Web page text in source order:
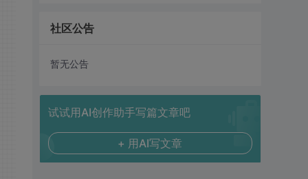
社区公告
暂无公告
试试用AI创作助手写篇文章吧
+ 用AI写文章